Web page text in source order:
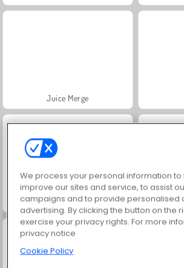
Juice Merge
Solitaire Social
We process your personal information
improve our sites and service, to assist
campaigns and to provide personalised
advertising. By clicking the button on the
exercise your privacy rights. For more
privacy notice
Cookie Policy